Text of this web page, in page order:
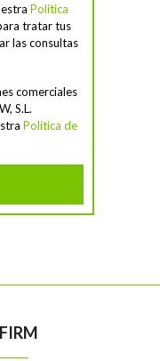
Política
tratar tus
las consultas
comerciales
S.L.
Política de